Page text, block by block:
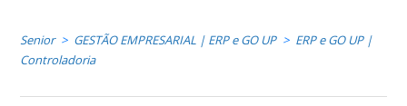
Senior GESTÃO EMPRESARIAL | ERP e GO UP
ERP e GO UP |
Controladoria